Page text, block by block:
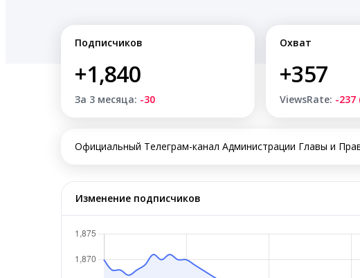
Подписчиков
+1,840
За 3 месяца: -30
Охват
+357
ViewsRate: -237
Официальный Телеграм-канал Администрации Главы и
Изменение подписчиков